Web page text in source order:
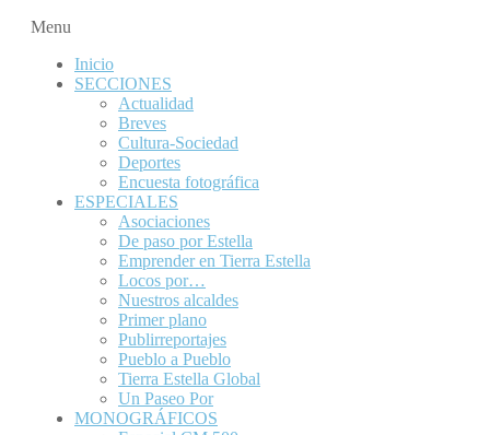
Menu
Inicio
SECCIONES
Actualidad
Breves
Cultura-Sociedad
Deportes
Encuesta fotográfica
ESPECIALES
Asociaciones
De paso por Estella
Emprender en Tierra Estella
Locos por…
Nuestros alcaldes
Primer plano
Publirreportajes
Pueblo a Pueblo
Tierra Estella Global
Un Paseo Por
MONOGRÁFICOS